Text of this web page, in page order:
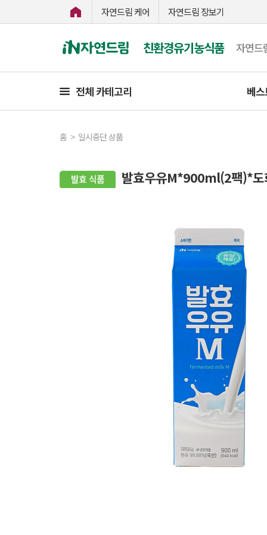
자연드림 케어 자연드림 장보기
친환경유기농식품 자연드
전체 카테고리 베
홈 > 일시중단 상품
발효우유M*900ml(2팩)*도